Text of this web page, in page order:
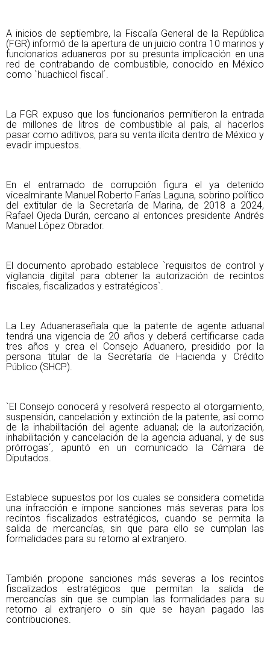
A inicios de septiembre, la Fiscalía General de la República
(FGR) informó de la apertura de un juicio contra 10 marinos y
funcionarios aduaneros por su presunta implicación en una
red de contrabando de combustible, conocido en México
como `huachicol fiscal´.
La FGR expuso que los funcionarios permitieron la entrada
de millones de litros de combustible al país, al hacerlos
pasar como aditivos, para su venta ilícita dentro de México y
evadir impuestos.
En el entramado de corrupción figura el ya detenido
vicealmirante Manuel Roberto Farías Laguna, sobrino político
del extitular de la Secretaría de Marina, de 2018 a 2024,
Rafael Ojeda Durán, cercano al entonces presidente Andrés
Manuel López Obrador.
El documento aprobado establece `requisitos de control y
vigilancia digital para obtener la autorización de recintos
fiscales, fiscalizados y estratégicos`.
La Ley Aduaneraseñala que la patente de agente aduanal
tendrá una vigencia de 20 años y deberá certificarse cada
tres años y crea el Consejo Aduanero, presidido por la
persona titular de la Secretaría de Hacienda y Crédito
Público (SHCP).
`El Consejo conocerá y resolverá respecto al otorgamiento,
suspensión, cancelación y extinción de la patente, así como
de la inhabilitación del agente aduanal; de la autorización,
inhabilitación y cancelación de la agencia aduanal, y de sus
prórrogas´, apuntó en un comunicado la Cámara de
Diputados.
Establece supuestos por los cuales se considera cometida
una infracción e impone sanciones más severas para los
recintos fiscalizados estratégicos, cuando se permita la
salida de mercancías, sin que para ello se cumplan las
formalidades para su retorno al extranjero.
También propone sanciones más severas a los recintos
fiscalizados estratégicos que permitan la salida de
mercancías sin que se cumplan las formalidades para su
retorno al extranjero o sin que se hayan pagado las
contribuciones.